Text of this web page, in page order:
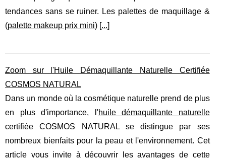
tendances sans se ruiner. Les palettes de maquillage &
(palette makeup prix mini) [...]
Zoom sur l'Huile Démaquillante Naturelle Certifiée
COSMOS NATURAL
Dans un monde où la cosmétique naturelle prend de plus
en plus d'importance, l'huile démaquillante naturelle
certifiée COSMOS NATURAL se distingue par ses
nombreux bienfaits pour la peau et l'environnement. Cet
article vous invite à découvrir les avantages de cette